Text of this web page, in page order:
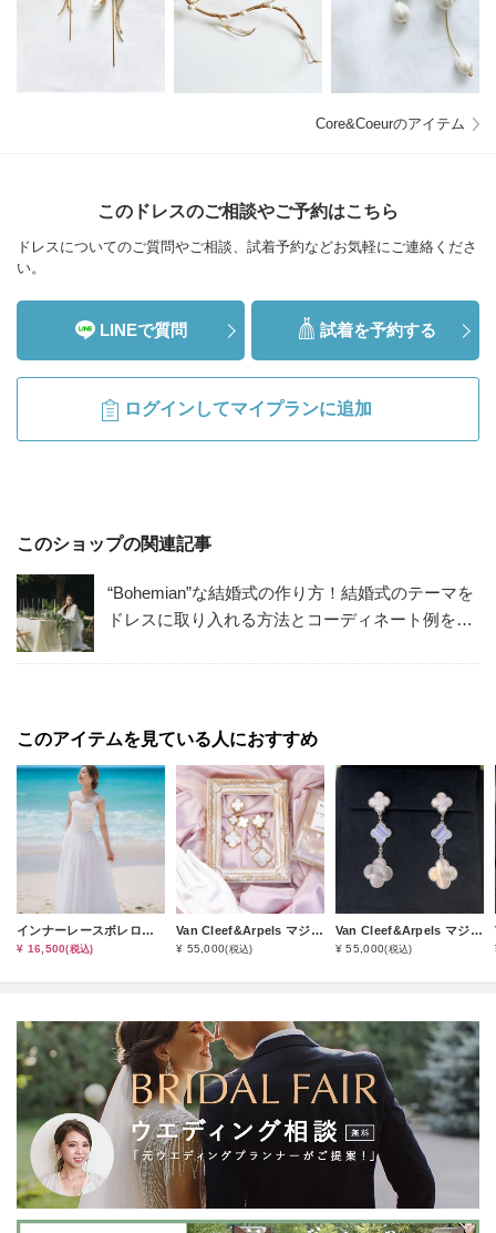
Core&Coeurのアイテム
このドレスのご相談やご予約はこちら
ドレスについてのご質問やご相談、試着予約などお気軽にご連絡くださ
い。
LINEで質問 試着を予約する
ログインしてマイプランに追加
このショップの関連記事
“Bohemian”な結婚式の作り方！結婚式のテーマを
ドレスに取り入れる方法とコーディネート例を解
このアイテムを見ている人におすすめ
インナーレースボレロ（オプション小物）
¥ 16,500(税込)
Van Cleef&Arpels マジックアルハンブラ４モチーフピアス（S-1レンタルコース）
¥ 55,000(税込)
Van Cleef&Arpels マジックアルハンブラ３モチーフピアス（S-2レンタルコース）
¥ 55,000(税込)